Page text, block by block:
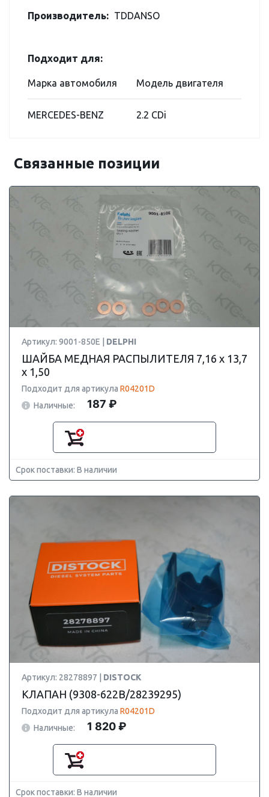
Производитель: TDDANSO
Подходит для:
Марка автомобиля Модель двигателя
MERCEDES-BENZ 2.2 CDi
Связанные позиции
Артикул: 9001-850E | DELPHI
ШАЙБА МЕДНАЯ РАСПЫЛИТЕЛЯ 7,16 х 13,7
х 1,50
Подходит для артикула R04201D
Наличные:
187 ₽
Срок поставки: В наличии
Артикул: 28278897 | DISTOCK
КЛАПАН (9308-622B/28239295)
Подходит для артикула R04201D
Наличные:
1 820 ₽
Срок поставки: В наличии